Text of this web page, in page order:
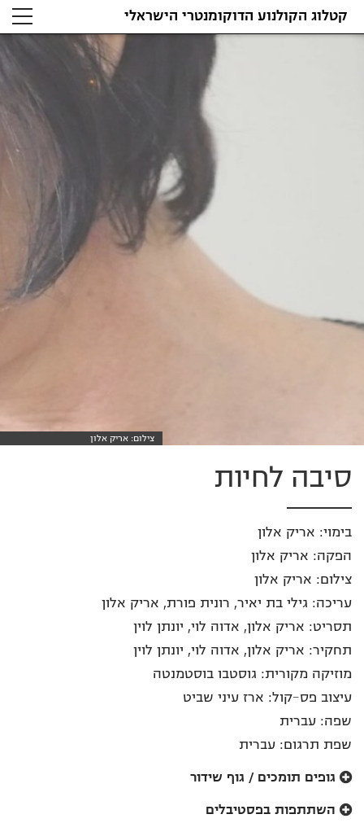
קטלוג הקולנוע הדוקומנטרי הישראלי
צילום: אריק אלון
סיבה לחיות
בימוי: אריק אלון
הפקה: אריק אלון
צילום: אריק אלון
עריכה: גילי בת יאיר, רונית פורת, אריק אלון
תסריט: אריק אלון, אדוה לוי, יונתן לוין
תחקיר: אריק אלון, אדוה לוי, יונתן לוין
מוזיקה מקורית: גוסטבו בוסטמנטה
עיצוב פס-קול: ארז עיני שביט
שפה: עברית
שפת תרגום: עברית
גופים תומכים / גוף שידור
השתתפות בפסטיבלים